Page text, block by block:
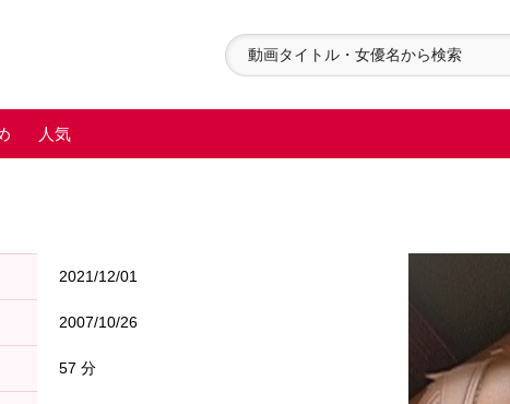
人気
2021/12/01
2007/10/26
57 分